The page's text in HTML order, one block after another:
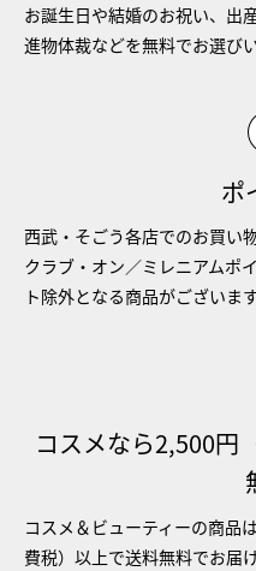
お誕生日や結婚のお祝い、出
進物体裁などを無料でお選び
ポ
西武・そごう各店でのお買い
クラブ・オン／ミレニアムポ
ト除外となる商品がございます
コスメなら2,500円
コスメ＆ビューティーの商品
費税）以上で送料無料でお届